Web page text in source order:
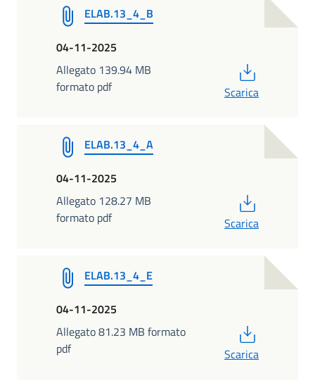
ELAB.13_4_B
04-11-2025
Allegato 139.94 MB
formato pdf
Scarica
ELAB.13_4_A
04-11-2025
Allegato 128.27 MB
formato pdf
Scarica
ELAB.13_4_E
04-11-2025
Allegato 81.23 MB formato
pdf
Scarica